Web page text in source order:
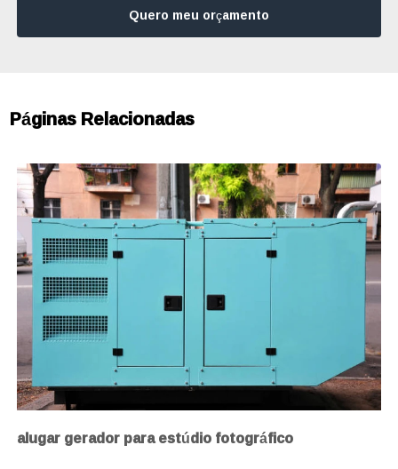
Quero meu orçamento
Páginas Relacionadas
alugar gerador para estúdio fotográfico